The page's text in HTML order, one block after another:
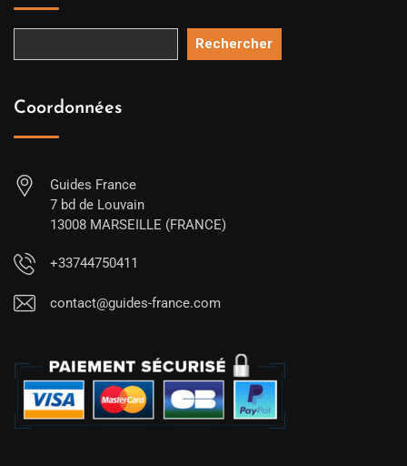
Rechercher
Coordonnées
Guides France
7 bd de Louvain
13008 MARSEILLE (FRANCE)
+33744750411
contact@guides-france.com